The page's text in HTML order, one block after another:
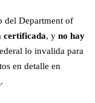
del Department of
certificada, y no hay
lo invalida para
en detalle en
.